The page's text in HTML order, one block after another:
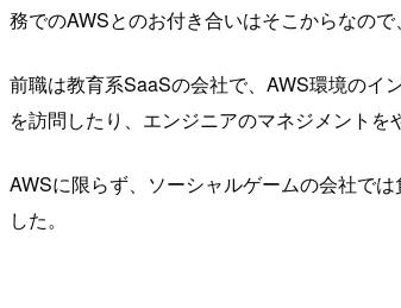
務でのAWSとのお付き合いはそこからなの
前職は教育系SaaSの会社で、AWS環境のイ
を訪問したり、エンジニアのマネジメントを
AWSに限らず、ソーシャルゲームの会社で
した。